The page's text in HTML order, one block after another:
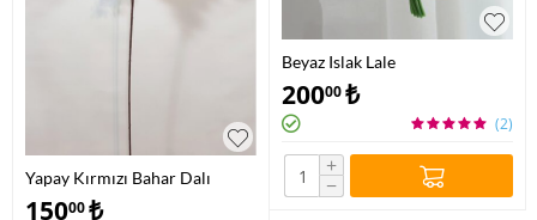
Yapay Kırmızı Bahar Dalı
15000₺
Beyaz Islak Lale
20000₺
(2)
+
−